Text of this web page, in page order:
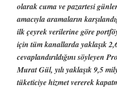
olarak cuma ve pazartesi
amacıyla aramaların
ilk çeyrek verilerine göre
için tüm kanallarda yaklaşık
cevaplandırıldığını söyleyen
Murat Gül, yılı yaklaşık 9,5
tüketiciye hizmet vererek